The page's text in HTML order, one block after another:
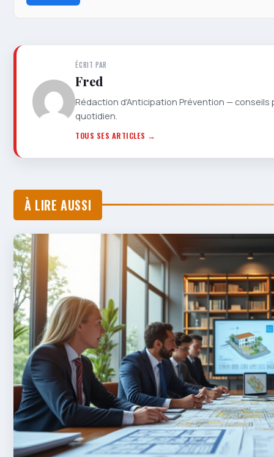
ÉCRIT PAR
Fred
Rédaction d'Anticipation Prévention —
quotidien.
TOUS SES ARTICLES →
À LIRE AUSSI